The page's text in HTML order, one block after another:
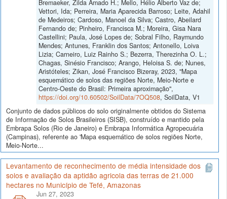
Bremaeker, Zilda Amado H.; Mello, Hélio Alberto Vaz de;
Vettori, Ida; Perreira, Maria Aparecida Barroso; Leite, Adahil
de Medeiros; Cardoso, Manoel da Silva; Castro, Abeilard
Fernando de; Pinheiro, Francisca M.; Moreira, Gisa Nara
Castellini; Paula, José Lopes de; Sobral Filho, Raymundo
Mendes; Antunes, Franklin dos Santos; Antonello, Loiva
Lizia; Carneiro, Luiz Rainho S.; Bezerra, Therezinha O. L.;
Chagas, Sinésio Francisco; Arango, Heloisa S. de; Nunes,
Aristóteles; Zikan, José Francisco Bizeray, 2023, "Mapa
esquemático de solos das regiões Norte, Meio-Norte e
Centro-Oeste do Brasil: Primeira aproximação",
https://doi.org/10.60502/SoilData/7OQ508, SoilData, V1
Conjunto de dados públicos do solo originalmente obtidos do Sistema
de Informação de Solos Brasileiros (SISB), construído e mantido pela
Embrapa Solos (Rio de Janeiro) e Embrapa Informática Agropecuária
(Campinas), referente ao 'Mapa esquemático de solos regiões Norte,
Meio-Norte...
Levantamento de reconhecimento de média intensidade dos
solos e avaliação da aptidão agricola das terras de 21.000
hectares no Município de Tefé, Amazonas
Jun 27, 2023